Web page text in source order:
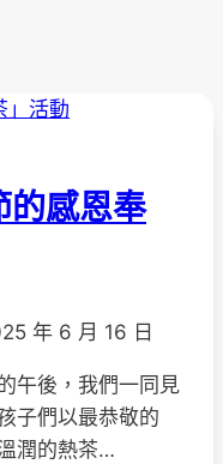
的感恩奉
年 6 月 16 日
午後，我們一同見
子們以最恭敬的
潤的熱茶…